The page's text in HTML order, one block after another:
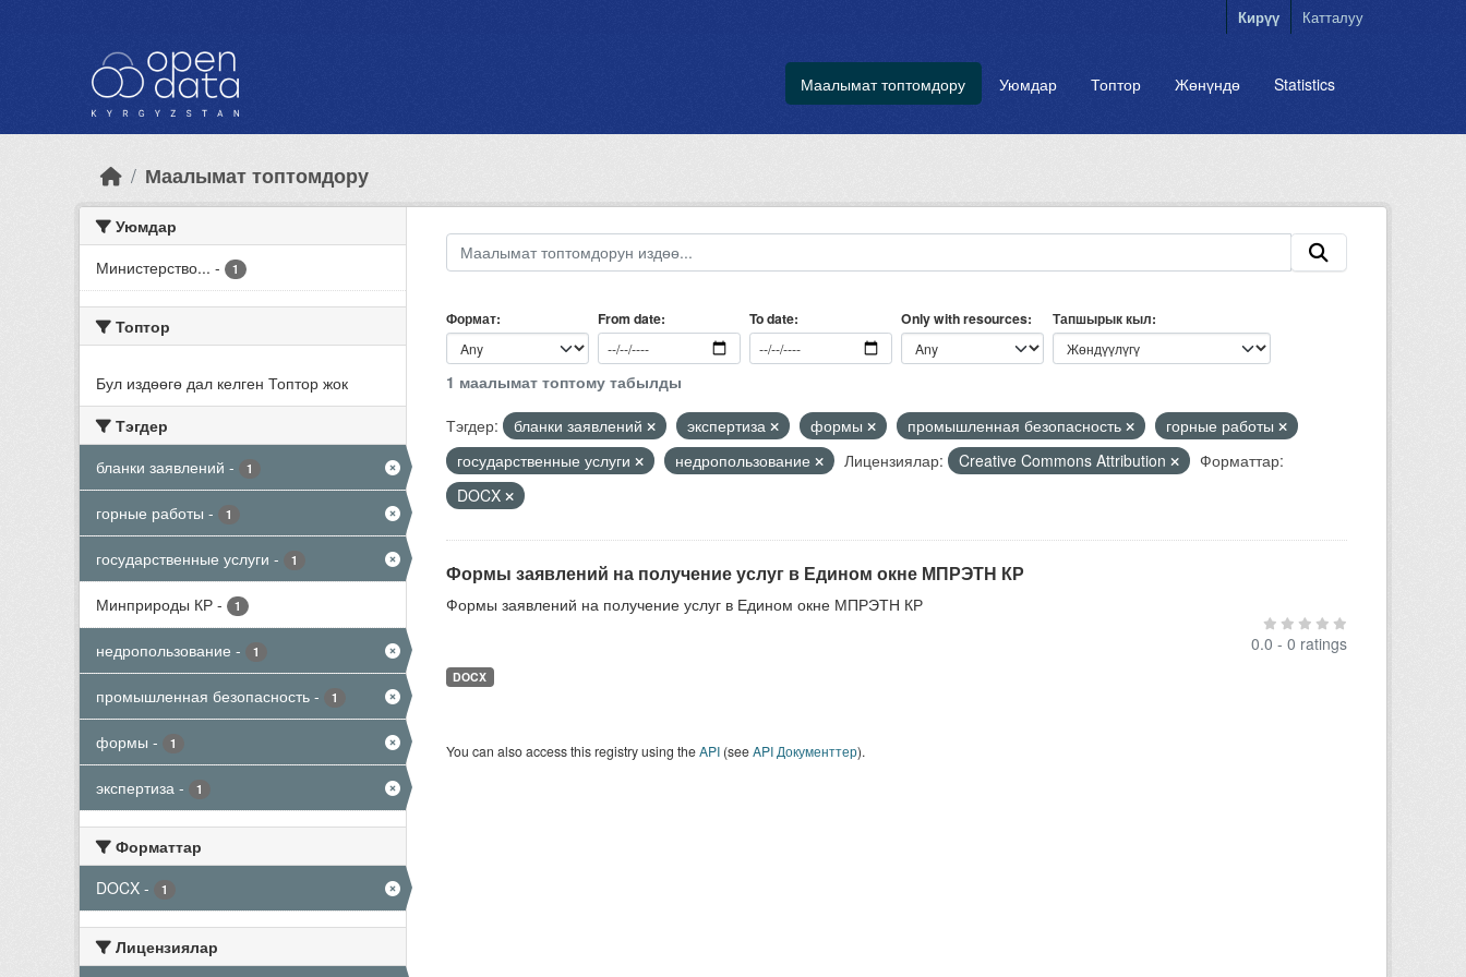
Кирүү Катталуу
Маалымат топтомдору Уюмдар Топтор Жөнүндө Statistics
Маалымат топтомдору
Уюмдар
Министерство... - 1
Топтор
Бул издөөгө дал келген Топтор жок
Тэгдер
бланки заявлений - 1
горные работы - 1
государственные услуги - 1
Минприроды КР - 1
недропользование - 1
промышленная безопасность - 1
формы - 1
экспертиза - 1
Форматтар
DOCX - 1
Лицензиялар
Формат From date To date Only with resources Тапшырык кыл
1 маалымат топтому табылды
Тэгдер:
бланки заявлений экспертиза формы промышленная безопасность
горные работы
государственные услуги
недропользование Лицензиялар: Creative Commons Attribution
Форматтар:
DOCX
Формы заявлений на получение услуг в Едином окне МПРЭТН КР
Формы заявлений на получение услуг в Едином окне МПРЭТН КР
0.0 - 0 ratings
DOCX
You can also access this registry using theAPI(seeAPI Документтер).